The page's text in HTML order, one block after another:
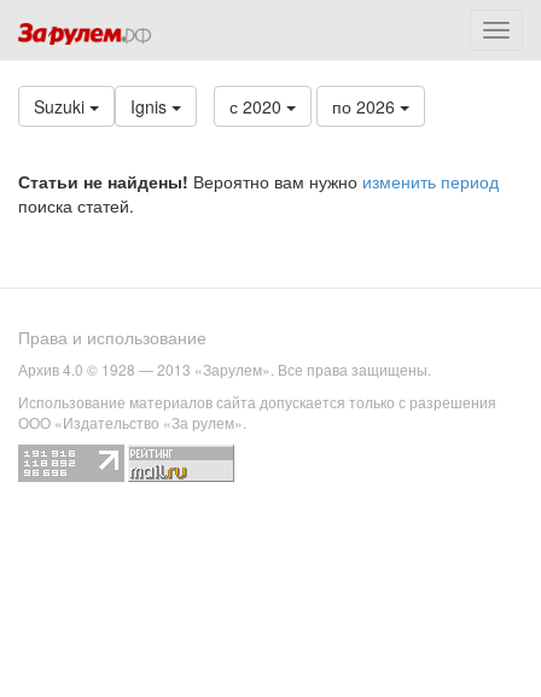
Suzuki Ignis с 2020 по 2026
Статьи не найдены! Вероятно вам нужно изменить период
поиска статей.
Права и использование
Архив 4.0 © 1928 — 2013 «Зарулем». Все права защищены.
Использование материалов сайта допускается только с разрешения
ООО «Издательство «За рулем».